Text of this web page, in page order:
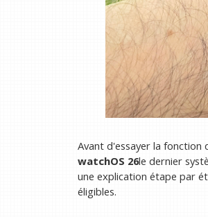
Avant d'essayer la
watchOS 26le dernier
une explication étape par
éligibles.